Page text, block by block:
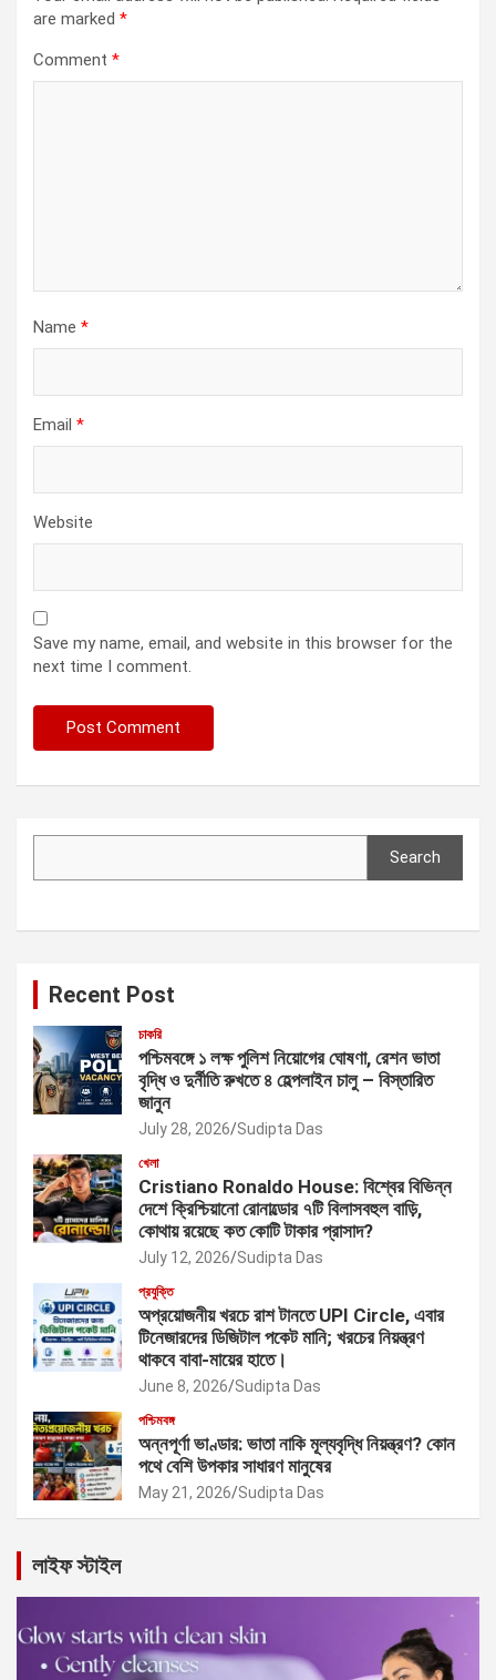
are marked *
Comment *
Name *
Email *
Website
Save my name, email, and website in this browser for the
next time I comment.
Search
Recent Post
চাকরি
পশ্চিমবঙ্গে ১ লক্ষ পুলিশ নিয়োগের ঘোষণা, রেশন ভাতা
বৃদ্ধি ও দুর্নীতি রুখতে ৪ হেল্পলাইন চালু – বিস্তারিত
জানুন
July 28, 2026 Sudipta Das
খেলা
Cristiano Ronaldo House: বিশ্বের বিভিন্ন
দেশে ক্রিশ্চিয়ানো রোনাল্ডোর ৭টি বিলাসবহুল বাড়ি,
কোথায় রয়েছে কত কোটি টাকার প্রাসাদ?
July 12, 2026 Sudipta Das
প্রযুক্তি
অপ্রয়োজনীয় খরচে রাশ টানতে UPI Circle, এবার
টিনেজারদের ডিজিটাল পকেট মানি; খরচের নিয়ন্ত্রণ
থাকবে বাবা-মায়ের হাতে।
June 8, 2026 Sudipta Das
পশ্চিমবঙ্গ
অন্নপূর্ণা ভাণ্ডার: ভাতা নাকি মূল্যবৃদ্ধি নিয়ন্ত্রণ? কোন
পথে বেশি উপকার সাধারণ মানুষের
May 21, 2026 Sudipta Das
লাইফ স্টাইল